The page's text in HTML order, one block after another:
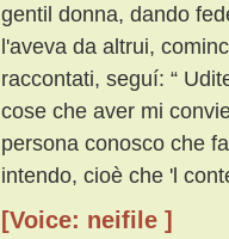
gentil donna, dando
l'aveva da altrui,
raccontati, seguí: “
cose che aver mi
persona conosco che
intendo, cioè che 'l
[Voice: neifile ]